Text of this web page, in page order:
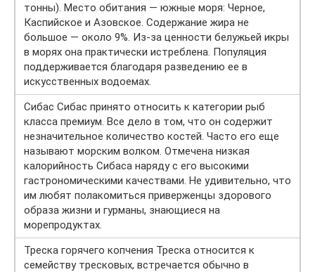
тонны). Место обитания — южные моря: Черное,
Каспийское и Азовское. Содержание жира не
большое — около 9%. Из-за ценности белужьей икры
в морях она практически истреблена. Популяция
поддерживается благодаря разведению ее в
искусственных водоемах.
Сибас Сибас принято относить к категории рыб
класса премиум. Все дело в том, что он содержит
незначительное количество костей. Часто его еще
называют морским волком. Отмечена низкая
калорийность Сибаса наряду с его высокими
гастрономическими качествами. Не удивительно, что
им любят полакомиться приверженцы здорового
образа жизни и гурманы, знающиеся на
морепродуктах.
Треска горячего копчения Треска относится к
семейству тресковых, встречается обычно в